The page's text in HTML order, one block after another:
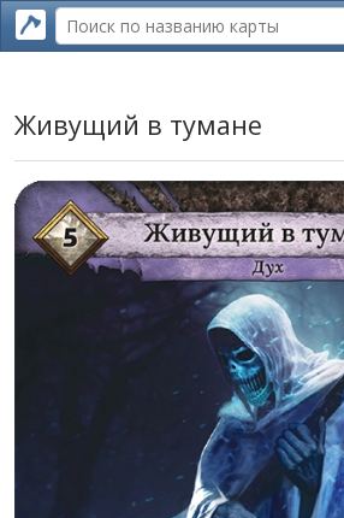
Живущий в тумане